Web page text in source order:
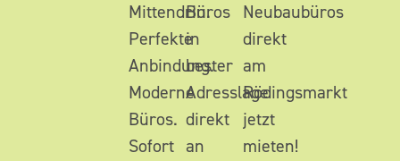
Mittendrin.
Perfekte
Anbindung.
Moderne
Büros.
Sofort
Büros
in
bester
Adresslage
direkt
an
Neubaubüros
direkt
am
Rödingsmarkt
jetzt
mieten!